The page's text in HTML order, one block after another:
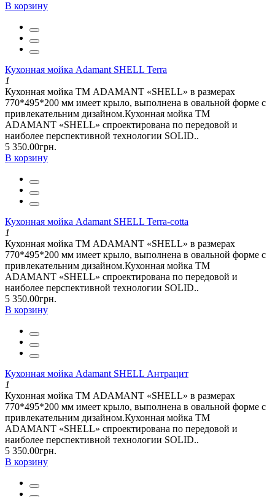
В корзину
Кухонная мойка Adamant SHELL Terra
1
Кухонная мойка ТМ ADAMANT «SHELL» в размерах
770*495*200 мм имеет крыло, выполнена в овальной форме с
привлекательним дизайном.Кухонная мойка ТМ
ADAMANT «SHELL» спроектирована по передовой и
наиболее перспективной технологии SOLID..
5 350.00грн.
В корзину
Кухонная мойка Adamant SHELL Terra-cotta
1
Кухонная мойка ТМ ADAMANT «SHELL» в размерах
770*495*200 мм имеет крыло, выполнена в овальной форме с
привлекательним дизайном.Кухонная мойка ТМ
ADAMANT «SHELL» спроектирована по передовой и
наиболее перспективной технологии SOLID..
5 350.00грн.
В корзину
Кухонная мойка Adamant SHELL Антрацит
1
Кухонная мойка ТМ ADAMANT «SHELL» в размерах
770*495*200 мм имеет крыло, выполнена в овальной форме с
привлекательним дизайном.Кухонная мойка ТМ
ADAMANT «SHELL» спроектирована по передовой и
наиболее перспективной технологии SOLID..
5 350.00грн.
В корзину